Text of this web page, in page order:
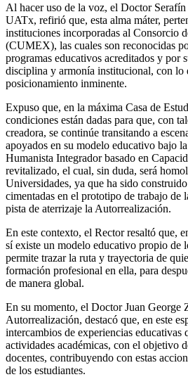
Al hacer uso de la voz, el Doctor
UATx, refirió que, esta alma máter,
instituciones incorporadas al Consorcio
(CUMEX), las cuales son reconocidas
programas educativos acreditados y por
disciplina y armonía institucional, con lo
posicionamiento inminente.
Expuso que, en la máxima Casa de
condiciones están dadas para que, con
creadora, se continúe transitando a
apoyados en su modelo educativo bajo
Humanista Integrador basado en
revitalizado, el cual, sin duda, será
Universidades, ya que ha sido
cimentadas en el prototipo de trabajo de
pista de aterrizaje la Autorrealización.
En este contexto, el Rector resaltó que,
sí existe un modelo educativo propio de
permite trazar la ruta y trayectoria de
formación profesional en ella, para
de manera global.
En su momento, el Doctor Juan George
Autorrealización, destacó que, en este
intercambios de experiencias educativas
actividades académicas, con el objetivo
docentes, contribuyendo con estas
de los estudiantes.